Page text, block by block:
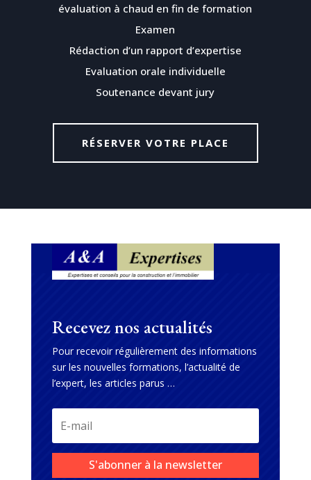
évaluation à chaud en fin de formation
Examen
Rédaction d’un rapport d’expertise
Evaluation orale individuelle
Soutenance devant jury
RÉSERVER VOTRE PLACE
Recevez nos actualités
Pour recevoir régulièrement des informations
sur les nouvelles formations, l’actualité de
l’expert, les articles parus …
S'abonner à la newsletter